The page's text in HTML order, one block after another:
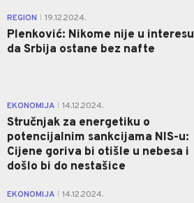
REGION 19.12.2024.
Plenković: Nikome nije u interesu
da Srbija ostane bez nafte
EKONOMIJA 14.12.2024.
Stručnjak za energetiku o
potencijalnim sankcijama NIS-u:
Cijene goriva bi otišle u nebesa i
došlo bi do nestašice
EKONOMIJA 14.12.2024.